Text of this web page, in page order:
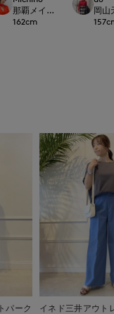
那覇メインプレイス
162cm
岡山
157
パーク
イネド三井アウト